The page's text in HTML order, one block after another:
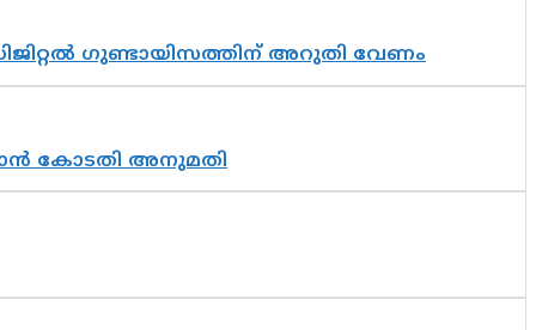
ഗുണ്ടായിസത്തിന് അറുതി വേണം
കോടതി അനുമതി